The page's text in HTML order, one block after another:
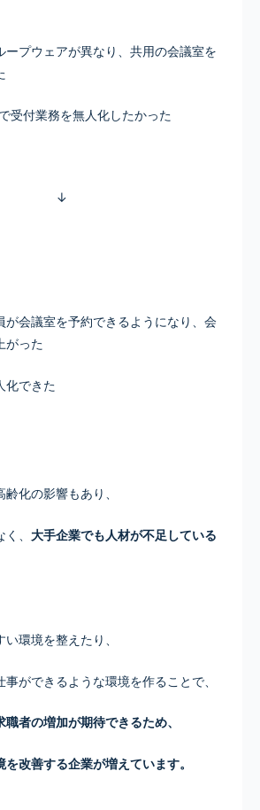
ープウェアが異なり、共用の会議室を
受付業務を無人化したかった
↓
が会議室を予約できるようになり、会
がった
化できた
化の影響もあり、
、 大手企業でも人材が不足している
環境を整えたり、
ができるような環境を作ることで、
者の増加が期待できるため、
改善する企業が増えています。